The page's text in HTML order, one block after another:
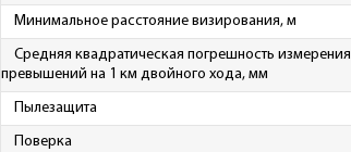
Минимальное расстояние визирования, м
Средняя квадратическая погрешность измерения
превышений на 1 км двойного хода, мм
Пылезащита
Поверка